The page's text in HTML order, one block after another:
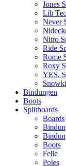
Jones
Lib
Never
Nitro
Ride
Rome
Roxy
YES.
Bindungen
Boots
Splitboards
Boards
Boots
Felle
Poles